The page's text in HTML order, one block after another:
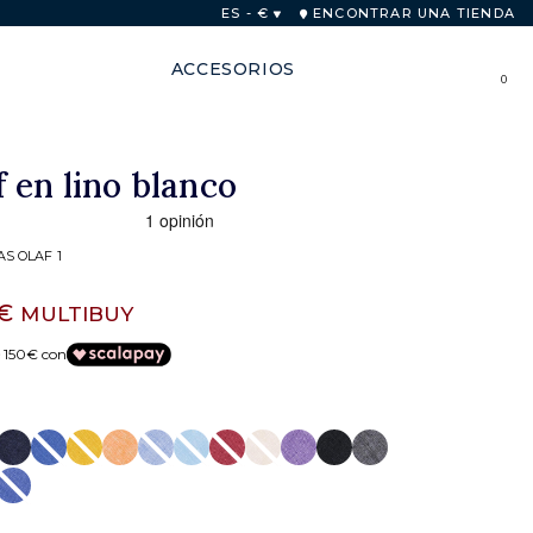
ES - € ENCONTRAR UNA TIENDA
ACCESORIOS 0
en lino blanco
OLAF 1
MULTIBUY
150€ con